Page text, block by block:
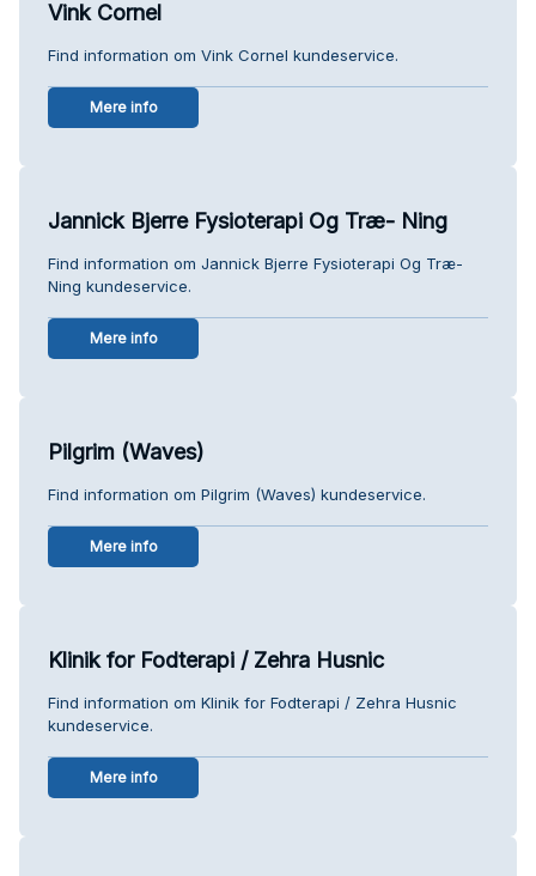
Vink Cornel
Find information om Vink Cornel kundeservice.
Mere info
Jannick Bjerre Fysioterapi Og Træ- Ning
Find information om Jannick Bjerre Fysioterapi Og Træ-
Ning kundeservice.
Mere info
Pilgrim (Waves)
Find information om Pilgrim (Waves) kundeservice.
Mere info
Klinik for Fodterapi / Zehra Husnic
Find information om Klinik for Fodterapi / Zehra Husnic
kundeservice.
Mere info